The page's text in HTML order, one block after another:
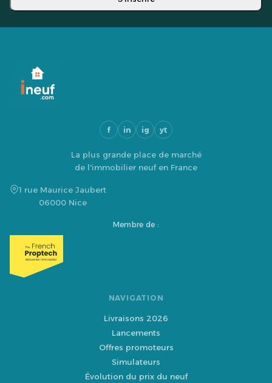
f in ig yt
La plus grande place de marché
de l'immobilier neuf en France
1 rue Maurice Jaubert
06000 Nice
Membre de :
NAVIGATION
Livraisons 2026
Lancements
Offres promoteurs
Simulateurs
Évolution du prix du neuf